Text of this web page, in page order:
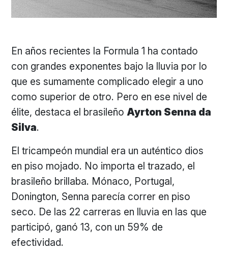
En años recientes la Formula 1 ha contado
con grandes exponentes bajo la lluvia por lo
que es sumamente complicado elegir a uno
como superior de otro. Pero en ese nivel de
élite, destaca el brasileñoAyrton Senna da
Silva.
El tricampeón mundial era un auténtico dios
en piso mojado. No importa el trazado, el
brasileño brillaba. Mónaco, Portugal,
Donington, Senna parecía correr en piso
seco. De las 22 carreras en lluvia en las que
participó, ganó 13, con un 59% de
efectividad.